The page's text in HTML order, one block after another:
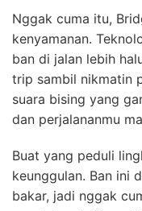
Nggak cuma itu,
kenyamanan.
ban di jalan lebih
trip sambil nikmatin
suara bising yang
dan perjalananmu
Buat yang peduli
keunggulan. Ban ini
bakar, jadi nggak